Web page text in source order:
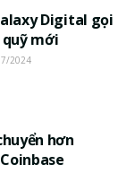
Digital gọi
mới
2024
hơn